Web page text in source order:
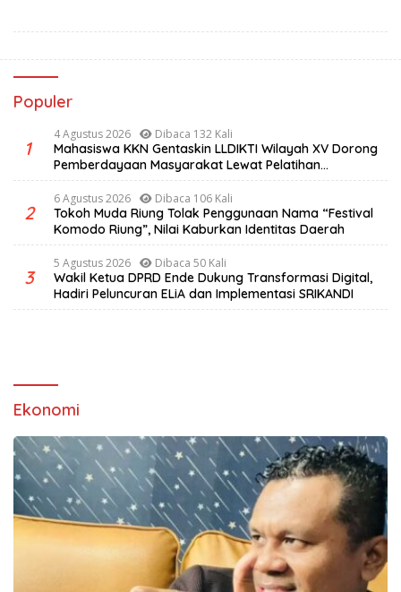
Populer
1
4 Agustus 2026 Dibaca 132 Kali
Mahasiswa KKN Gentaskin LLDIKTI Wilayah XV Dorong
Pemberdayaan Masyarakat Lewat Pelatihan
Pengolahan Hasil Alam di Desa Sisir
2
6 Agustus 2026 Dibaca 106 Kali
Tokoh Muda Riung Tolak Penggunaan Nama “Festival
Komodo Riung”, Nilai Kaburkan Identitas Daerah
3
5 Agustus 2026 Dibaca 50 Kali
Wakil Ketua DPRD Ende Dukung Transformasi Digital,
Hadiri Peluncuran ELiA dan Implementasi SRIKANDI
Ekonomi